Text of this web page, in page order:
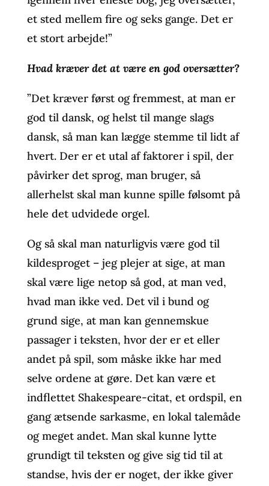
et sted mellem fire og seks gange. Det er
et stort arbejde!”
Hvad kræver det at være en god oversætter?
”Det kræver først og fremmest, at man er
god til dansk, og helst til mange slags
dansk, så man kan lægge stemme til lidt af
hvert. Der er et utal af faktorer i spil, der
påvirker det sprog, man bruger, så
allerhelst skal man kunne spille følsomt på
hele det udvidede orgel.
Og så skal man naturligvis være god til
kildesproget – jeg plejer at sige, at man
skal være lige netop så god, at man ved,
hvad man ikke ved. Det vil i bund og
grund sige, at man kan gennemskue
passager i teksten, hvor der er et eller
andet på spil, som måske ikke har med
selve ordene at gøre. Det kan være et
indflettet Shakespeare-citat, et ordspil, en
gang ætsende sarkasme, en lokal talemåde
og meget andet. Man skal kunne lytte
grundigt til teksten og give sig tid til at
standse, hvis der er noget, der ikke giver